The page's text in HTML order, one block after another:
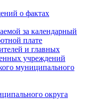
о фактах
за календарный
плате
и главных
учреждений
муниципального
округа